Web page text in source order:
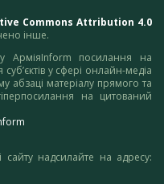
Commons Attribution 4.0
інше.
АрміяInform посилання на
суб’єктів у сфері онлайн-медіа
абзаці матеріалу прямого та
на цитований
сайту надсилайте на адресу: